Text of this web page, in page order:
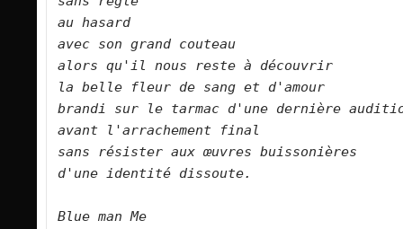
au hasard
avec son grand couteau
alors qu'il nous reste à découvrir
la belle fleur de sang et d'amour
brandi sur le tarmac d'une dernière
avant l'arrachement final
sans résister aux œuvres buissonières
d'une identité dissoute.
Blue man Me